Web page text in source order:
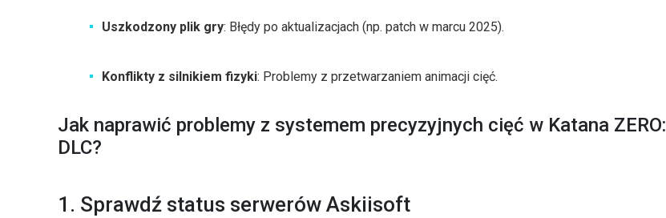
Uszkodzony plik gry: Błędy po aktualizacjach (np. patch w marcu 2025).
Konflikty z silnikiem fizyki: Problemy z przetwarzaniem animacji cięć.
Jak naprawić problemy z systemem precyzyjnych cięć w Katana ZERO:
DLC?
1. Sprawdź status serwerów Askiisoft